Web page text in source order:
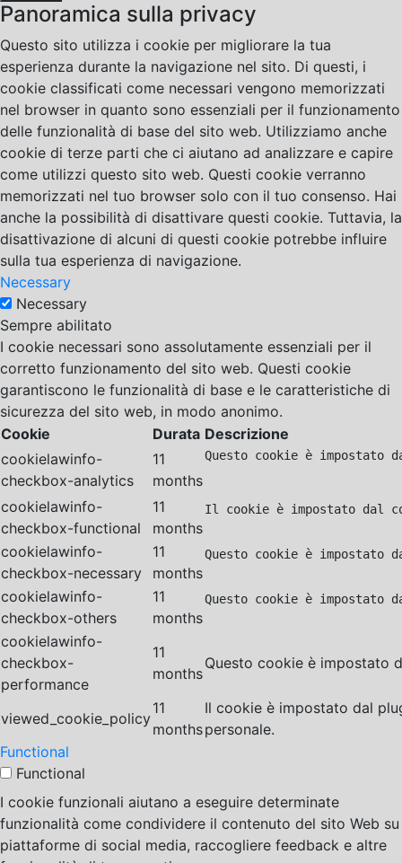
Panoramica sulla privacy
Questo sito utilizza i cookie per migliorare la tua
esperienza durante la navigazione nel sito. Di questi, i
cookie classificati come necessari vengono memorizzati
nel browser in quanto sono essenziali per il funzionamento
delle funzionalità di base del sito web. Utilizziamo anche
cookie di terze parti che ci aiutano ad analizzare e capire
come utilizzi questo sito web. Questi cookie verranno
memorizzati nel tuo browser solo con il tuo consenso. Hai
anche la possibilità di disattivare questi cookie. Tuttavia, la
disattivazione di alcuni di questi cookie potrebbe influire
sulla tua esperienza di navigazione.
Necessary
Necessary
Sempre abilitato
I cookie necessari sono assolutamente essenziali per il
corretto funzionamento del sito web. Questi cookie
garantiscono le funzionalità di base e le caratteristiche di
sicurezza del sito web, in modo anonimo.
Cookie
Durata Descrizione
cookielawinfo-
checkbox-analytics
11
months
Questo cookie è
cookielawinfo-
checkbox-functional
11
months
Il cookie è impostato dal
cookielawinfo-
checkbox-necessary
11
months
Questo cookie è impostato
cookielawinfo-
checkbox-others
11
months
Questo cookie è
cookielawinfo-
checkbox-
performance
11
months
Questo cookie è impostato
viewed_cookie_policy
11
months
Il cookie è impostato dal
personale.
Functional
Functional
I cookie funzionali aiutano a eseguire determinate
funzionalità come condividere il contenuto del sito Web su
piattaforme di social media, raccogliere feedback e altre